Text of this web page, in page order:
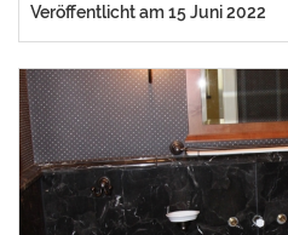
Veröffentlicht am 15 Juni 2022